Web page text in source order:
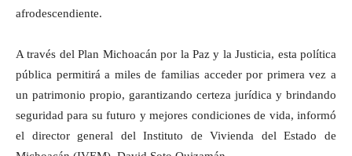
afrodescendiente.
A través del Plan Michoacán por la Paz y la Justicia, esta política
pública permitirá a miles de familias acceder por primera vez a
un patrimonio propio, garantizando certeza jurídica y brindando
seguridad para su futuro y mejores condiciones de vida, informó
el director general del Instituto de Vivienda del Estado de